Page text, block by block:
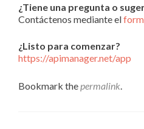
¿Tiene una pregunta o
Contáctenos mediante el
¿Listo para comenzar?
https://apimanager.net/app
Bookmark the permalink